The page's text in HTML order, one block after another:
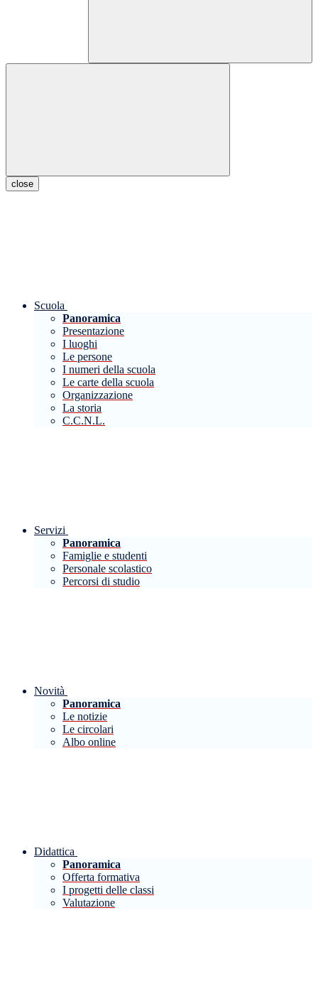
close
Scuola
Panoramica
Presentazione
I luoghi
Le persone
I numeri della scuola
Le carte della scuola
Organizzazione
La storia
C.C.N.L.
Servizi
Panoramica
Famiglie e studenti
Personale scolastico
Percorsi di studio
Novità
Panoramica
Le notizie
Le circolari
Albo online
Didattica
Panoramica
Offerta formativa
I progetti delle classi
Valutazione